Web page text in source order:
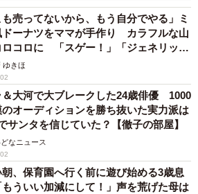
も売ってないから、もう自分でやる」ミ
ドーナツをママが手作り カラフルな山
ロコロに 「スゲー！」「ジェネリック
だ」
ゆきほ
＆大河で大ブレークした24歳俳優 1000
のオーディションを勝ち抜いた実力派は
サンタを信じていた？【徹子の部屋】
どなニュース
、保育園へ行く前に遊び始める3歳息
ういい加減にして！」声を荒げた母は